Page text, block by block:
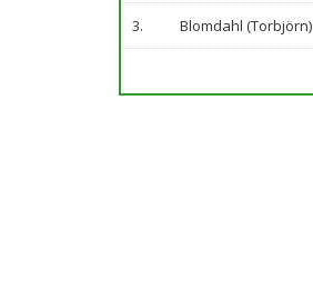
3. Blomdahl (Torbjörn)